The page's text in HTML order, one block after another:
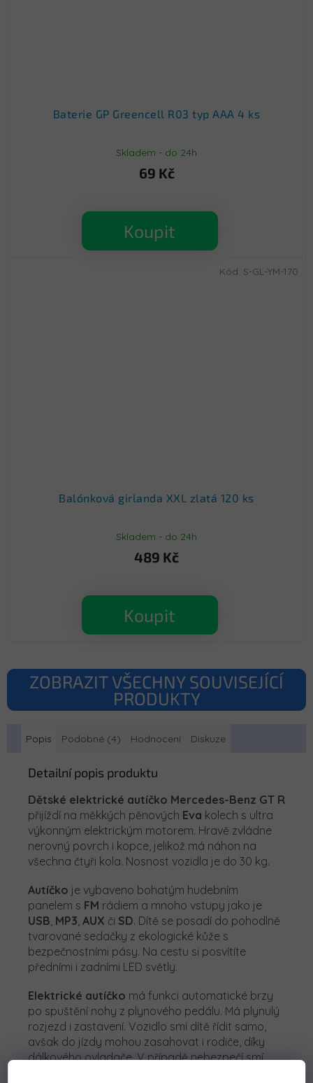
Baterie GP Greencell R03 typ AAA 4 ks
Skladem - do 24h
69 Kč
Koupit
Balónková girlanda XXL zlatá 120 ks
Skladem - do 24h
489 Kč
Koupit
Kód: S-GL-YM-170
ZOBRAZIT VŠECHNY SOUVISEJÍCÍ
PRODUKTY
Popis Podobné (4) Hodnocení Diskuze
Detailní popis produktu
Dětské elektrické autíčko Mercedes-Benz GT R
přijíždí na měkkých pěnových Eva kolech s ultra
výkonným elektrickým motorem. Hravě zvládne
nerovný povrch i kopce, jelikož má náhon na
všechna čtyři kola. Nosnost vozidla je do 30 kg.
Autíčko je vybaveno bohatým hudebním
panelem s FM rádiem a mnoho vstupy jako je
USB, MP3, AUX či SD. Dítě se posadí do pohodlně
tvarované sedačky z ekologické kůže s
bezpečnostními pásy. Na cestu si posvítíte
předními i zadními LED světly.
Elektrické autíčko má funkci automatické brzy
po spuštění nohy z plynového pedálu. Má plynulý
rozjezd i zastavení. Vozidlo smí dítě řídit samo,
avšak do jízdy mohou zasahovat i rodiče, díky
dálkového ovladače. V případě nebezpečí smí